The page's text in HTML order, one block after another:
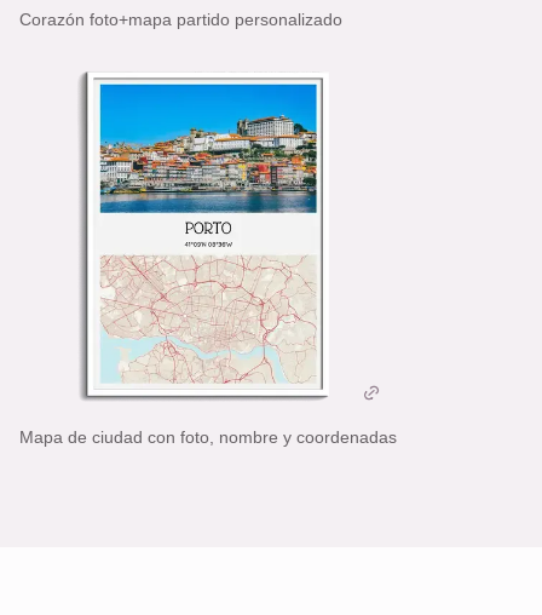
Corazón foto+mapa partido personalizado
Mapa de ciudad con foto, nombre y coordenadas